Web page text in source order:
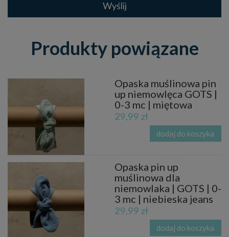
Wyślij
Produkty powiązane
Opaska muślinowa pin
up niemowlęca GOTS |
0-3 mc | miętowa
29,99 zł
dodaj do koszyka
Opaska pin up
muślinowa dla
niemowlaka | GOTS | 0-
3 mc | niebieska jeans
29,99 zł
dodaj do koszyka